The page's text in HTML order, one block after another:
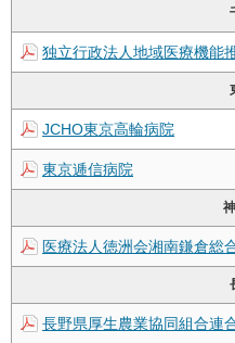
独立行政法人地域医療機
JCHO東京高輪病院
東京逓信病院
医療法人徳洲会湘南鎌倉総
長野県厚生農業協同組合